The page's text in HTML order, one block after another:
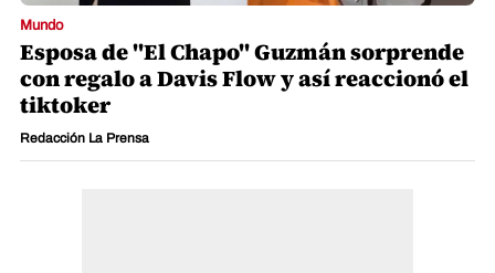
Mundo
Esposa de "El Chapo" Guzmán sorprende
con regalo a Davis Flow y así reaccionó el
tiktoker
Redacción La Prensa